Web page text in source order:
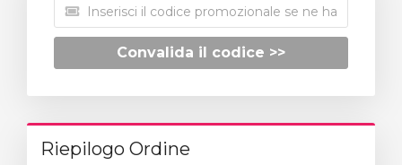
Convalida il codice >>
Riepilogo Ordine